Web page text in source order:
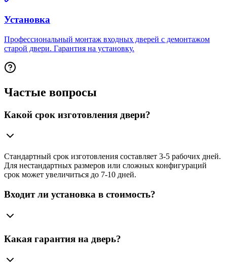
Установка
Профессиональный монтаж входных дверей с демонтажом
старой двери. Гарантия на установку.
Частые вопросы
Какой срок изготовления двери?
Стандартный срок изготовления составляет 3-5 рабочих дней.
Для нестандартных размеров или сложных конфигураций
срок может увеличиться до 7-10 дней.
Входит ли установка в стоимость?
Какая гарантия на дверь?